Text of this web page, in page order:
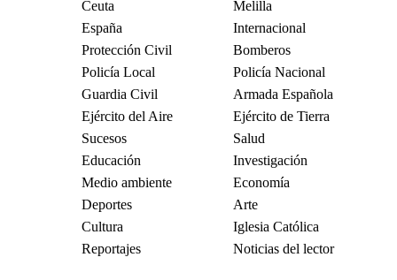
Ceuta
Melilla
España
Internacional
Protección Civil
Bomberos
Policía Local
Policía Nacional
Guardia Civil
Armada Española
Ejército del Aire
Ejército de Tierra
Sucesos
Salud
Educación
Investigación
Medio ambiente
Economía
Deportes
Arte
Cultura
Iglesia Católica
Reportajes
Noticias del lector